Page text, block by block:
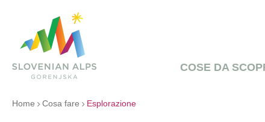
COSE DA
Home Cosa fare Esplorazione